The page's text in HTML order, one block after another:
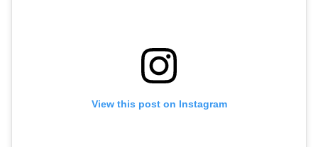
View this post on Instagram